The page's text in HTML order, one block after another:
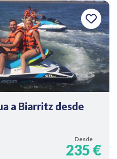
a Biarritz desde
Desde
235 €